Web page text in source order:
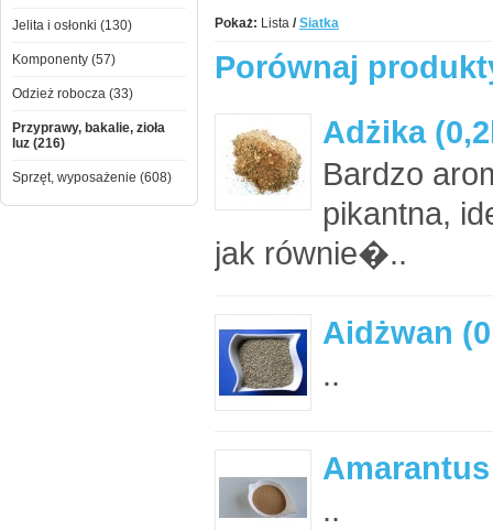
Jelita i osłonki (130)
Komponenty (57)
Odzież robocza (33)
Przyprawy, bakalie, zioła
luz (216)
Sprzęt, wyposażenie (608)
Pokaż: Lista / Siatka
Porównaj
Adżika
Bardzo
pikantna,
jak równie�..
Aidżwan
..
..